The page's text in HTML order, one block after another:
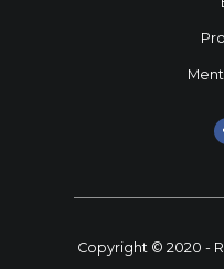
Copyright © 2020 -